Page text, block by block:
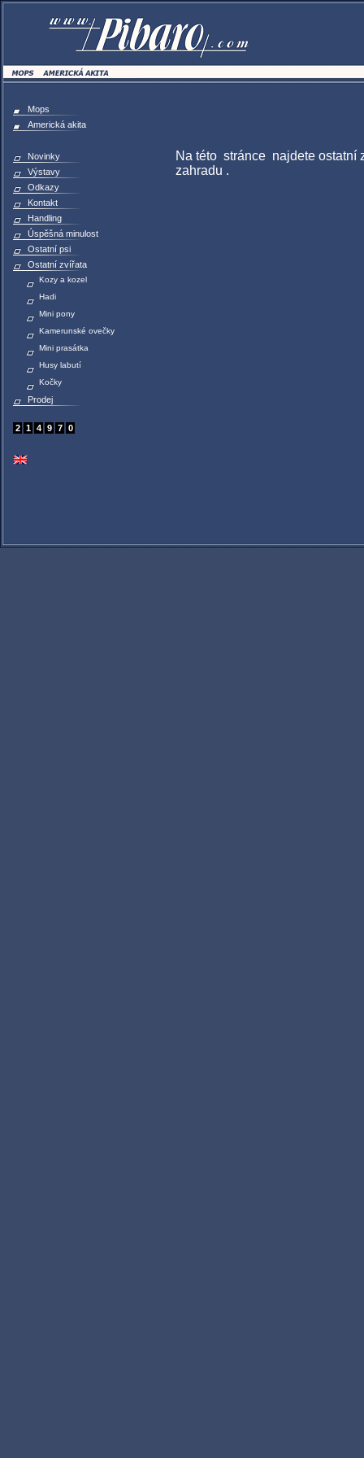
Mops
Americká akita
Novinky
Výstavy
Odkazy
Kontakt
Handling
Úspěšná minulost
Ostatní psi
Ostatní zvířata
Kozy a kozel
Hadi
Mini pony
Kamerunské ovečky
Mini prasátka
Husy labutí
Kočky
Prodej
2 1 4 9 7 0
Na této stránce najdete ostatní
zahradu .